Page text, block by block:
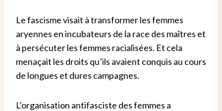
Le fascisme visait à transformer les femmes
aryennes en incubateurs de la race des maîtres et
à persécuter les femmes racialisées. Et cela
menaçait les droits qu’ils avaient conquis au cours
de longues et dures campagnes.
L’organisation antifasciste des femmes a